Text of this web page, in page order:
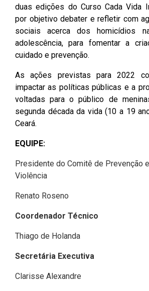
duas edições do Curso Cada Vida
por objetivo debater e refletir com
sociais acerca dos homicídios
adolescência, para fomentar a
cuidado e prevenção.
As ações previstas para 2022
impactar as políticas públicas e a
voltadas para o público de
segunda década da vida (10 a 19
Ceará.
EQUIPE:
Presidente do Comitê de Prevenção
Violência
Renato Roseno
Coordenador Técnico
Thiago de Holanda
Secretária Executiva
Clarisse Alexandre